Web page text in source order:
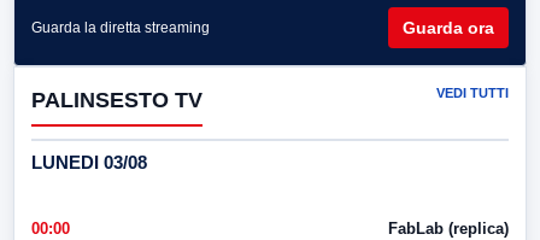
Guarda la diretta streaming Guarda ora
PALINSESTO TV VEDI TUTTI
LUNEDI 03/08
00:00 FabLab (replica)